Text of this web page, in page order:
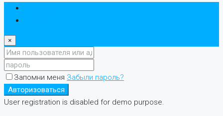
×
Запомни меня Забыли пароль?
Авторизоваться
User registration is disabled for demo purpose.